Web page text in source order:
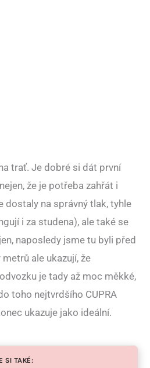
trať. Je dobré si dát první
že je potřeba zahřát i
dostaly na správný tlak, tyhle
i za studena), ale také se
naposledy jsme tu byli před
ale ukazují, že
je tady až moc měkké,
toho nejtvrdšího CUPRA
ukazuje jako ideální.
SI TAKÉ: